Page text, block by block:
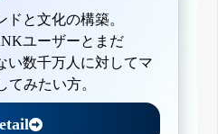
と文化の構築。
ユーザーとまだ
い数千万人に対してマ
てみたい方。